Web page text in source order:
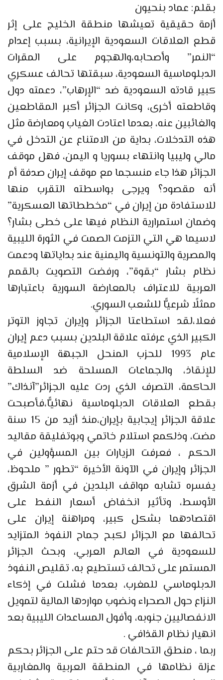
بقلم: عماد بنحيون
أزمة حقيقية تعيشها منطقة الخليج على إثر
قطع العلاقات السعودية الإيرانية، بسبب إعدام
“النمر” وأصحابه،والهجوم على المقرات
الدبلوماسية السعودية، سبقتها تحالف عسكري
كبير قادته السعودية ضد “الإرهاب”، دعمته دول
وقاطعته أخرى، وكانت الجزائر أكبر المقاطعين
والغائبين عنه، بعدما اعتادت الغياب ومعارضة مثل
هذه التدخلات، بداية من الامتناع عن التدخل في
مالي وليبيا وانتهاء بسوريا و اليمن، فهل موقف
الجزائر هذا جاء منسجما مع موقف إيران صدفة أم
أنه مقصود؟ ويرجى بواسطته التقرب منها
للاستفادة من إيران في “مخططاتها العسكرية”
وضمان استمرارية النظام فيها على خطى بشار؟
لاسيما هي التي التزمت الصمت في الثورة الليبية
والمصرية والتونسية واليمنية عند بداياتها ودعمت
نظام بشار “بقوة”، ورفضت التصويت بالقمم
العربية للاعتراف بالمعارضة السورية باعتبارها
ممثلًا شرعيًّا للشعب السوري.
فعلا،لقد استطاعتا الجزائر وإيران تجاوز التوتر
الكبير الذي عرفته علاقة البلدين بسبب دعم إيران
عام 1993 للحزب المنحل الجبهة الإسلامية
للإنقاذ، والجماعات المسلحة ضد السلطة
الحاكمة، التصرف الذي ردت عليه الجزائر”آنذاك”
بقطع العلاقات الدبلوماسية نهائيًّا،فأصبحت
علاقة الجزائر إيجابية بإيران،منذ أزيد من 15 سنة
مضت، وذلكمع استلام خاتمي وبوتفليقة مقاليد
الحكم ، فعرفت الزيارات بين المسؤولين في
الجزائر وإيران في الآونة الأخيرة “تطور ” ملحوظ،
يفسره تشابه مواقف البلدين في أزمة الشرق
الأوسط، وتأثير انخفاض أسعار النفط على
اقتصادهما بشكل كبير، ومراهنة إيران على
تحالفها مع الجزائر لكبح جماح النفوذ المتزايد
للسعودية في العالم العربي، وبحث الجزائر
المستمر على تحالف تستطيع به، تقليص النفوذ
الدبلوماسي للمغرب، بعدما فشلت في إذكاء
النزاع حول الصحراء ونضوب مواردها المالية لتمويل
الانفصاليين جنوبه، وأفول المساعدات الليبية بعد
انهيار نظام القذافي .
ربما ، منطق التحالفات قد حتم على الجزائر بحكم
عزلة نظامها في المنطقة العربية والمغاربية